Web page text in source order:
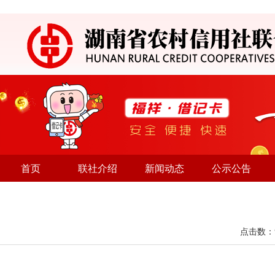
首页 联社介绍 新闻动态 公示公告
点击数：